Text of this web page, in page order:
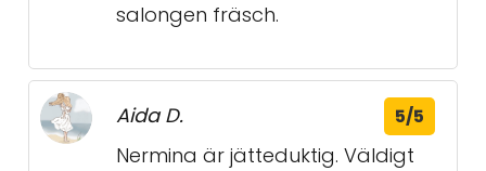
salongen fräsch.
Aida D. 5/5
Nermina är jätteduktig. Väldigt